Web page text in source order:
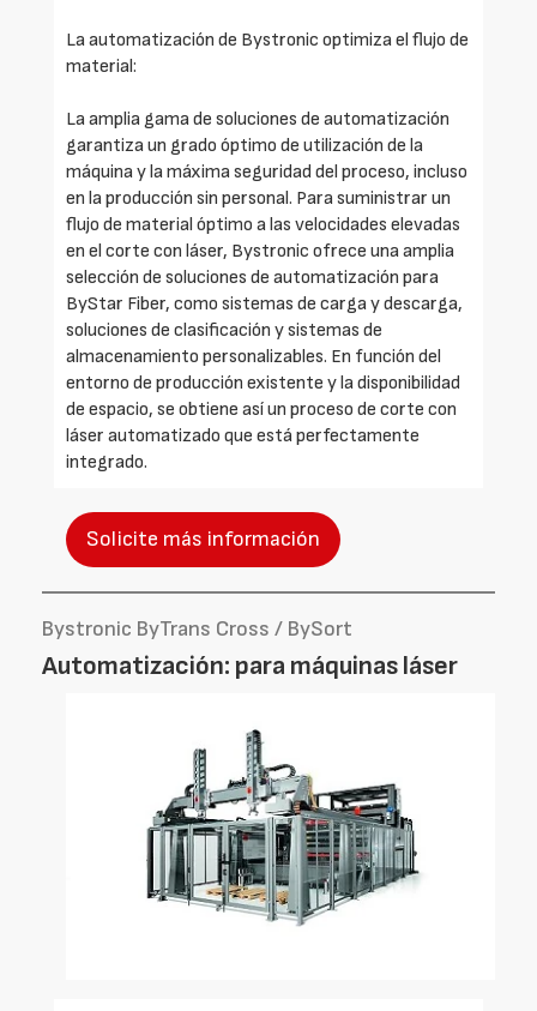
La automatización de Bystronic optimiza el flujo de
material:
La amplia gama de soluciones de automatización
garantiza un grado óptimo de utilización de la
máquina y la máxima seguridad del proceso, incluso
en la producción sin personal. Para suministrar un
flujo de material óptimo a las velocidades elevadas
en el corte con láser, Bystronic ofrece una amplia
selección de soluciones de automatización para
ByStar Fiber, como sistemas de carga y descarga,
soluciones de clasificación y sistemas de
almacenamiento personalizables. En función del
entorno de producción existente y la disponibilidad
de espacio, se obtiene así un proceso de corte con
láser automatizado que está perfectamente
integrado.
Solicite más información
Bystronic ByTrans Cross / BySort
Automatización: para máquinas láser